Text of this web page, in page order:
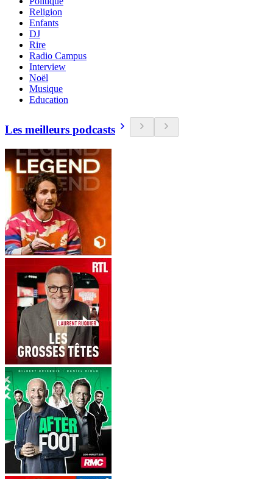
Religion
Enfants
DJ
Rire
Radio Campus
Interview
Noël
Musique
Education
Les meilleurs podcasts